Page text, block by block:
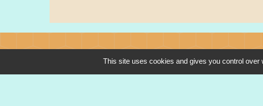
ContactsThis site uses cookies and gives you control over